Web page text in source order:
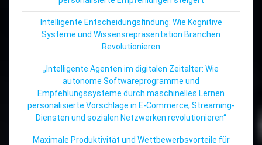
Intelligente Entscheidungsfindung: Wie Kognitive
Systeme und Wissensrepräsentation Branchen
Revolutionieren
„Intelligente Agenten im digitalen Zeitalter: Wie
autonome Softwareprogramme und
Empfehlungssysteme durch maschinelles Lernen
personalisierte Vorschläge in E-Commerce, Streaming-
Diensten und sozialen Netzwerken revolutionieren“
Maximale Produktivität und Wettbewerbsvorteile für